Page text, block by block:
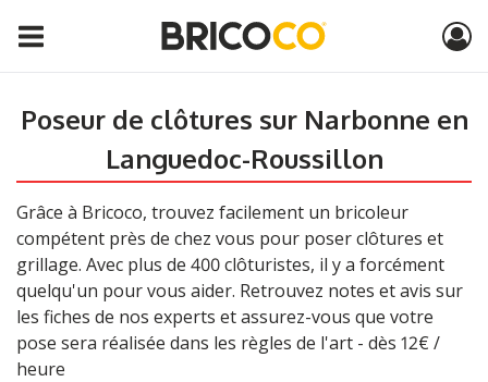
Poseur de clôtures sur Narbonne en
Languedoc-Roussillon
Grâce à Bricoco, trouvez facilement un bricoleur
compétent près de chez vous pour poser clôtures et
grillage. Avec plus de 400 clôturistes, il y a forcément
quelqu'un pour vous aider. Retrouvez notes et avis sur
les fiches de nos experts et assurez-vous que votre
pose sera réalisée dans les règles de l'art - dès 12€ /
heure